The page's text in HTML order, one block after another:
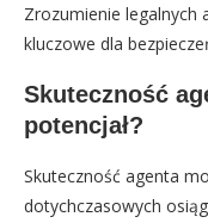
Zrozumienie legalnych
kluczowe dla
Skuteczność
potencjał?
Skuteczność agenta
dotychczasowych